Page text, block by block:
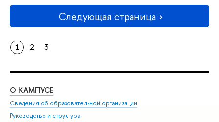
Следующая страница
1 2 3
О КАМПУСЕ
Сведения об образовательной организации
Руководство и структура